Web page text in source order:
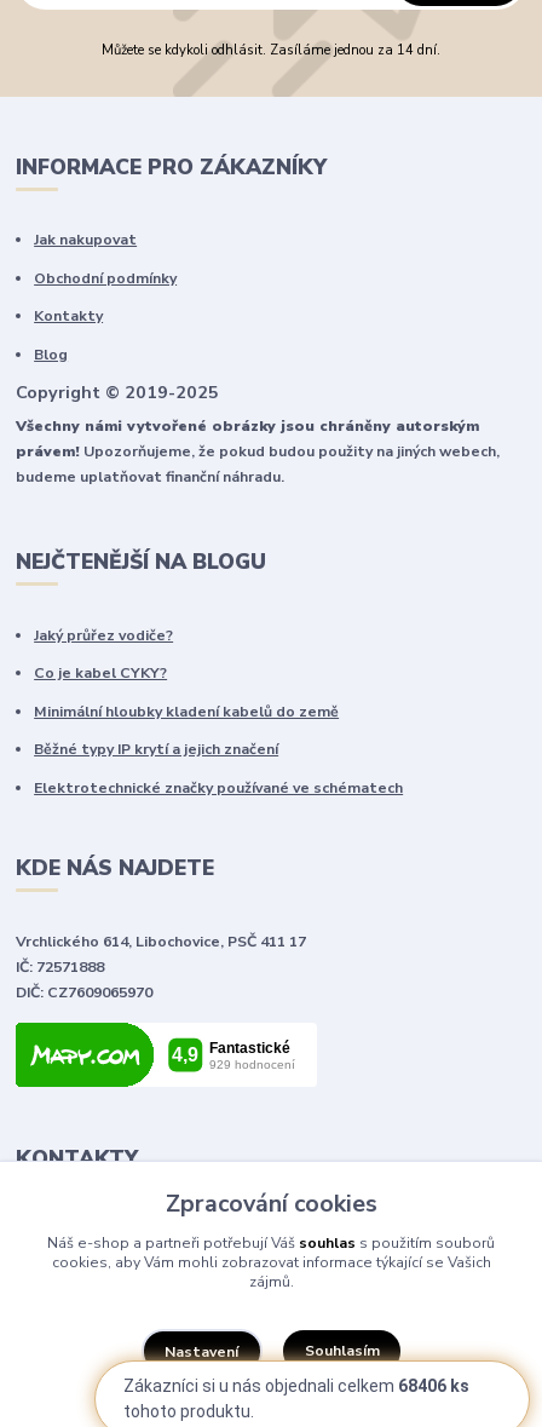
Můžete se kdykoli odhlásit. Zasíláme jednou za 14 dní.
INFORMACE PRO ZÁKAZNÍKY
Jak nakupovat
Obchodní podmínky
Kontakty
Blog
Copyright © 2019-2025
Všechny námi vytvořené obrázky jsou chráněny autorským
právem! Upozorňujeme, že pokud budou použity na jiných webech,
budeme uplatňovat finanční náhradu.
NEJČTENĚJŠÍ NA BLOGU
Jaký průřez vodiče?
Co je kabel CYKY?
Minimální hloubky kladení kabelů do země
Běžné typy IP krytí a jejich značení
Elektrotechnické značky používané ve schématech
KDE NÁS NAJDETE
Vrchlického 614, Libochovice, PSČ 411 17
IČ: 72571888
DIČ: CZ7609065970
KONTAKTY
Tomáš Vlček
+420 702 090 443
volejte od 9,00 - 20,00 hod
info@elektromaterial.cz
Zpracování cookies
Náš e-shop a partneři potřebují Váš souhlas s použitím souborů
cookies, aby Vám mohli zobrazovat informace týkající se Vašich
zájmů.
Nastavení Souhlasím
Souhlas můžete odmítnout
Zákazníci si u nás objednali celkem 68406 ks
tohoto produktu.